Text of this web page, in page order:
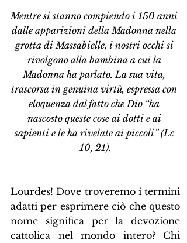
Mentre si stanno compiendo i 150 anni
dalle apparizioni della Madonna nella
grotta di Massabielle, i nostri occhi si
rivolgono alla bambina a cui la
Madonna ha parlato. La sua vita,
trascorsa in genuina virtù, espressa con
eloquenza dal fatto che Dio “ha
nascosto queste cose ai dotti e ai
sapienti e le ha rivelate ai piccoli” (Lc
10, 21).
Lourdes! Dove troveremo i termini
adatti per esprimere ciò che questo
nome significa per la devozione
cattolica nel mondo intero? Chi